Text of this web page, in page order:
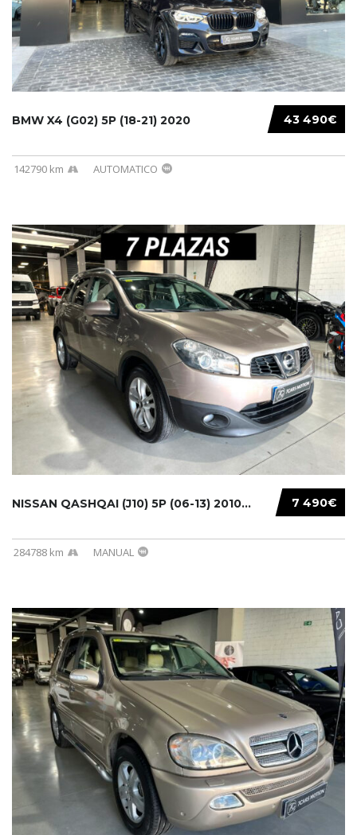
43 490€
BMW X4 (G02) 5P (18-21) 2020
142790 km AUTOMATICO
7 490€
NISSAN QASHQAI (J10) 5P (06-13) 2010...
284788 km MANUAL